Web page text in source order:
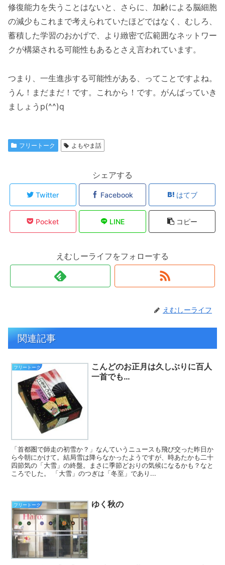
修復能力を失うことはないと、さらに、加齢による脳細胞
の減少もこれまで考えられていたほどではなく、むしろ、
蓄積した学習のおかげで、より緻密で広範囲なネットワー
クが構築される可能性もあるとさえ言われています。
つまり、一生進歩する可能性がある、ってことですよね。
うん！まだまだ！です。これから！です。がんばっていき
ましょうp(^^)q
フリートーク よもやま話
シェアする
Twitter Facebook はてブ
Pocket LINE コピー
えむしーライフをフォローする
えむしーライフ
関連記事
フリートーク
こんどのお正月は久しぶりに百人
一首でも…
「首都圏で師走の初雪か？」なんていうニュースも飛び交った昨日か
ら今朝にかけて。結局雪は降らなかったようですが、時あたかも二十
四節気の「大雪」の終盤。まさに季節どおりの気候になるかも？なと
ころでした。 「大雪」のつぎは「冬至」であり...
フリートーク ゆく秋の